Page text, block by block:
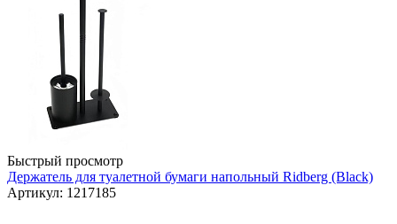
Быстрый просмотр
Держатель для туалетной бумаги напольный Ridberg (Black)
Артикул: 1217185